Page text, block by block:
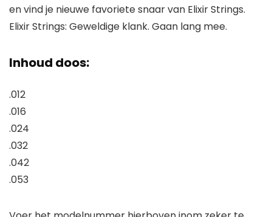
en vind je nieuwe favoriete snaar van Elixir Strings.
Elixir Strings: Geweldige klank. Gaan lang mee.
Inhoud doos:
.012
.016
.024
.032
.042
.053